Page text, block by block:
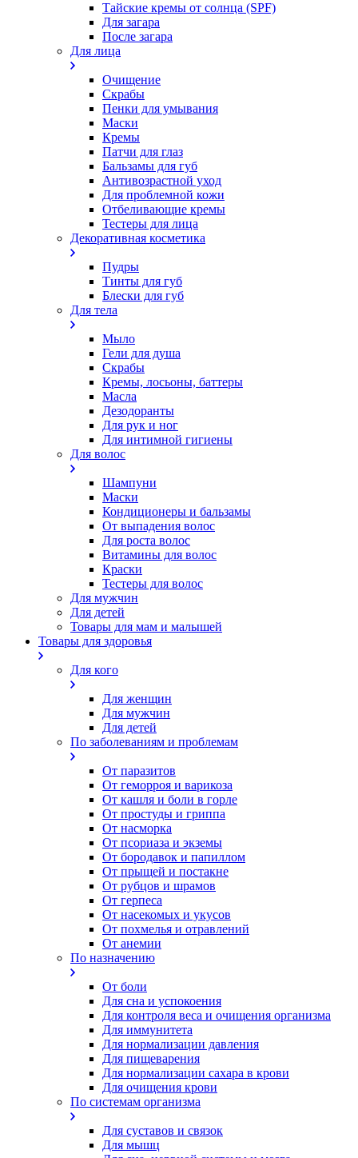
Тайские кремы от солнца (SPF)
Для загара
После загара
Для лица
Очищение
Скрабы
Пенки для умывания
Маски
Кремы
Патчи для глаз
Бальзамы для губ
Антивозрастной уход
Для проблемной кожи
Oтбеливающие кремы
Тестеры для лица
Декоративная косметика
Пудры
Тинты для губ
Блески для губ
Для тела
Мыло
Гели для душа
Скрабы
Кремы, лосьоны, баттеры
Масла
Дезодоранты
Для рук и ног
Для интимной гигиены
Для волос
Шампуни
Маски
Кондиционеры и бальзамы
От выпадения волос
Для роста волос
Витамины для волос
Краски
Тестеры для волос
Для мужчин
Для детей
Товары для мам и малышей
Товары для здоровья
Для кого
Для женщин
Для мужчин
Для детей
По заболеваниям и проблемам
От паразитов
Oт геморроя и варикоза
От кашля и боли в горле
От простуды и гриппа
От насморка
Oт псориаза и экземы
От бородавок и папиллом
От прыщей и постакне
От рубцов и шрамов
От герпеса
От насекомых и укусов
От похмелья и отравлений
От анемии
По назначению
От боли
Для сна и успокоения
Для контроля веса и очищения организма
Для иммунитета
Для нормализации давления
Для пищеварения
Для нормализации сахара в крови
Для очищения крови
По системам организма
Для суставов и связок
Для мышц